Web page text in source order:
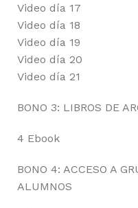
Video día 17
Video día 18
Video día 19
Video día 20
Video día 21
BONO 3: LIBROS DE
4 Ebook
BONO 4: ACCESO A
ALUMNOS